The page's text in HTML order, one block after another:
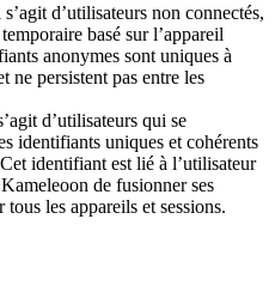
d’utilisateurs non connectés,
basé sur l’appareil
anonymes sont uniques à
ne persistent pas entre les
d’utilisateurs qui se
identifiants uniques et cohérents
identifiant est lié à l’utilisateur
de fusionner ses
les appareils et sessions.